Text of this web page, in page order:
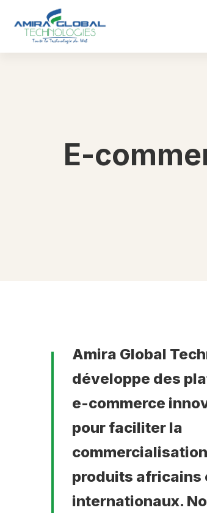
E-
Amira Global
développe des
e-commerce
pour faciliter la
produits africains
internationaux.